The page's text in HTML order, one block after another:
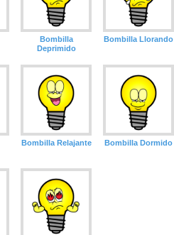
Bombilla
Deprimido
Bombilla Llorando
Bombilla Relajante Bombilla Dormido